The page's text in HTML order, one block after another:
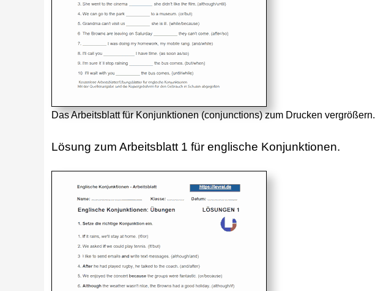
Das Arbeitsblatt für Konjunktionen (conjunctions) zum Drucken vergrößern.
Lösung zum Arbeitsblatt 1 für englische Konjunktionen.